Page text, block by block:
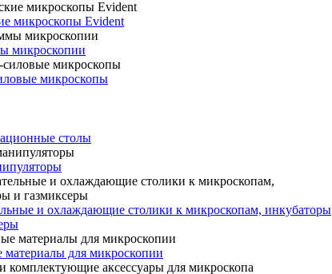
микроскопы Evident
микроскопии
микроскопы
столы
и охлаждающие столики к микроскопам, инкубаторы
материалы для микроскопии